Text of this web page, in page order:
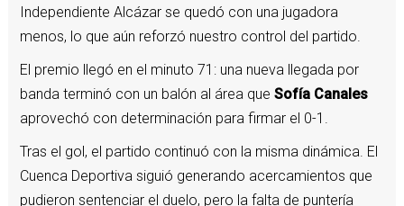
Independiente Alcázar se quedó con una jugadora
menos, lo que aún reforzó nuestro control del partido.
El premio llegó en el minuto 71: una nueva llegada por
banda terminó con un balón al área que Sofía Canales
aprovechó con determinación para firmar el 0-1.
Tras el gol, el partido continuó con la misma dinámica. El
Cuenca Deportiva siguió generando acercamientos que
pudieron sentenciar el duelo, pero la falta de puntería